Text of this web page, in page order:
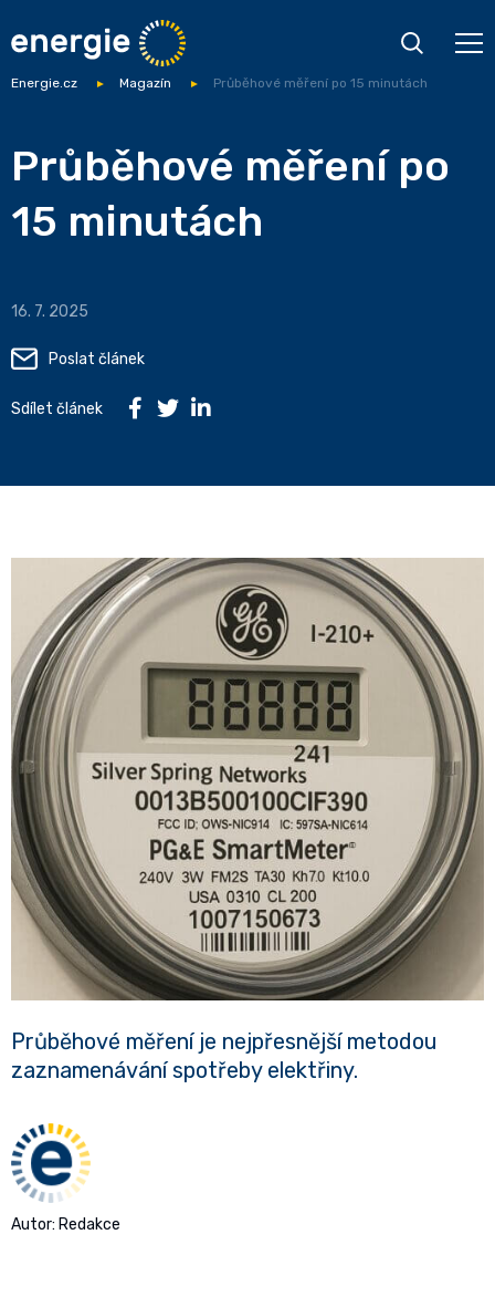
Energie.cz Magazín Průběhové měření po 15 minutách
Průběhové měření po
15 minutách
16. 7. 2025
Poslat článek
Sdílet článek
Průběhové měření je nejpřesnější metodou
zaznamenávání spotřeby elektřiny.
Autor: Redakce